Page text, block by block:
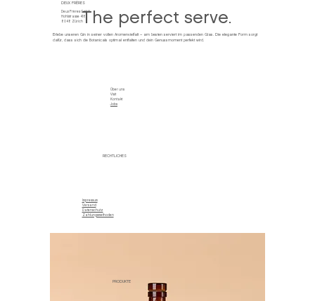
The perfect serve.
Erlebe unseren Gin in seiner vollen Aromenvielfalt – am besten serviert im passenden Glas. Die elegante Form sorgt
dafür, dass sich die Botanicals optimal entfalten und dein Genussmoment perfekt wird.
DEUX FRÈRES
Deux Frères GmbH
Hohlstrasse 418
8048 Zürich
Über uns
Visit
Kontakt
Jobs
PRODUKTE
RECHTLICHES
Impressum
Versand
Datenschutz
Zahlungsmethoden